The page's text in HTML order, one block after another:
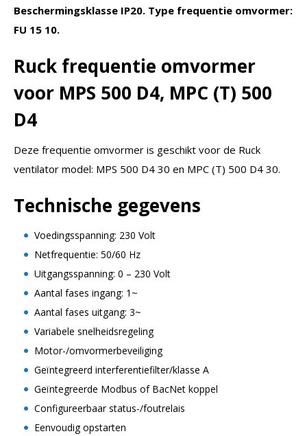
Beschermingsklasse IP20. Type frequentie omvormer:
FU 15 10.
Ruck frequentie omvormer
voor MPS 500 D4, MPC (T) 500
D4
Deze frequentie omvormer is geschikt voor de Ruck
ventilator model: MPS 500 D4 30 en MPC (T) 500 D4 30.
Technische gegevens
Voedingsspanning: 230 Volt
Netfrequentie: 50/60 Hz
Uitgangsspanning: 0 – 230 Volt
Aantal fases ingang: 1~
Aantal fases uitgang: 3~
Variabele snelheidsregeling
Motor-/omvormerbeveiliging
Geïntegreerd interferentiefilter/klasse A
Geïntegreerde Modbus of BacNet koppel
Configureerbaar status-/foutrelais
Eenvoudig opstarten